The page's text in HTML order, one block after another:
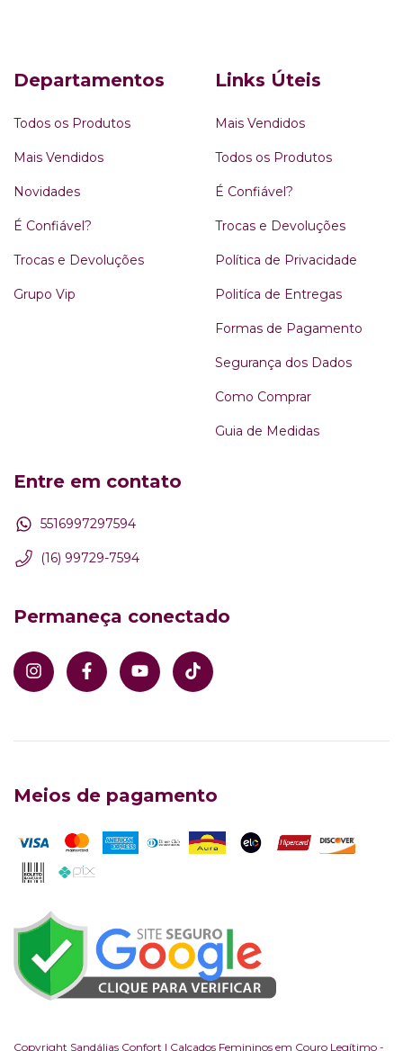
Departamentos
Todos os Produtos
Mais Vendidos
Novidades
É Confiável?
Trocas e Devoluções
Grupo Vip
Links Úteis
Mais Vendidos
Todos os Produtos
É Confiável?
Trocas e Devoluções
Política de Privacidade
Politíca de Entregas
Formas de Pagamento
Segurança dos Dados
Como Comprar
Guia de Medidas
Entre em contato
5516997297594
(16) 99729-7594
Permaneça conectado
Meios de pagamento
Copyright Sandálias Confort | Calçados Femininos em Couro Legítimo -